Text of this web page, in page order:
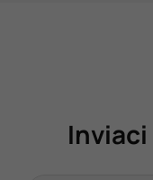
Lavora Con Noi